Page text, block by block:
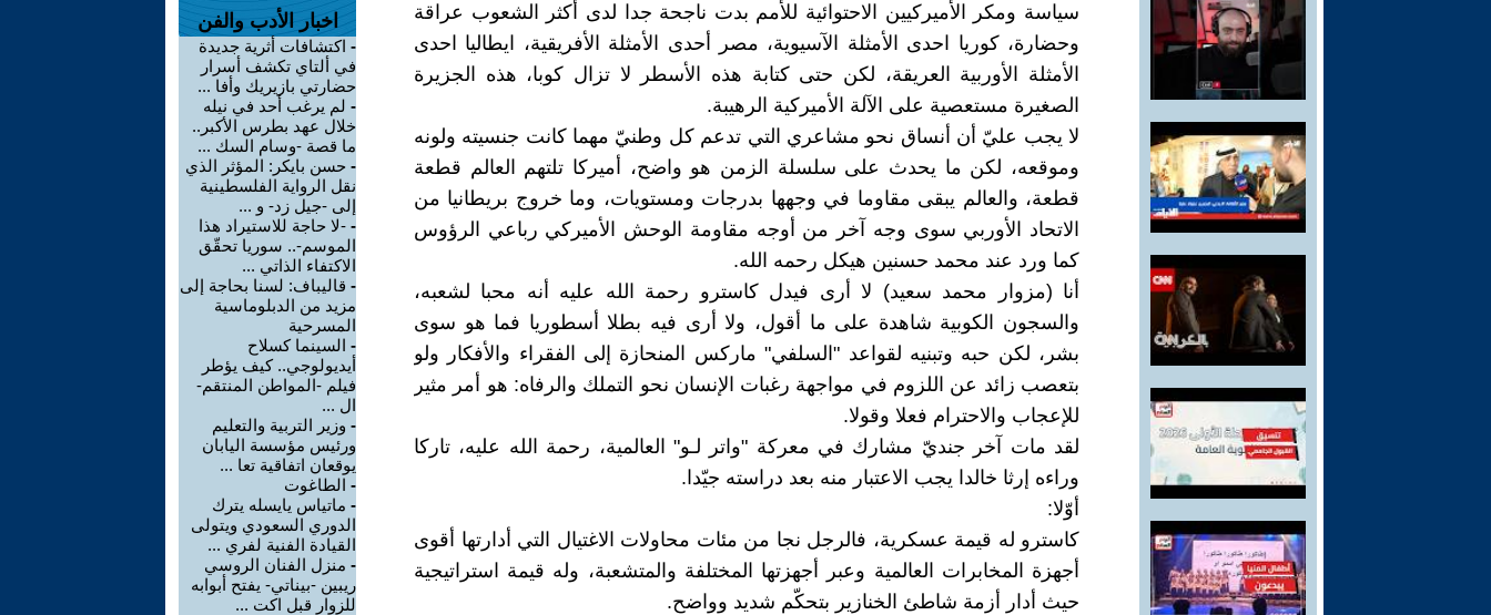
سياسة ومكر الأميركيين الاحتوائية للأمم بدت ناجحة جدا لدى أكثر الشعوب عراقة
وحضارة، كوريا احدى الأمثلة الآسيوية، مصر أحدى الأمثلة الأفريقية، ايطاليا احدى
الأمثلة الأوربية العريقة، لكن حتى كتابة هذه الأسطر لا تزال كوبا، هذه الجزيرة
الصغيرة مستعصية على الآلة الأميركية الرهيبة.
لا يجب عليّ أن أنساق نحو مشاعري التي تدعم كل وطنيّ مهما كانت جنسيته ولونه
وموقعه، لكن ما يحدث على سلسلة الزمن هو واضح، أميركا تلتهم العالم قطعة
قطعة، والعالم يبقى مقاوما في وجهها بدرجات ومستويات، وما خروج بريطانيا من
الاتحاد الأوربي سوى وجه آخر من أوجه مقاومة الوحش الأميركي رباعي الرؤوس
كما ورد عند محمد حسنين هيكل رحمه الله.
أنا (مزوار محمد سعيد) لا أرى فيدل كاسترو رحمة الله عليه أنه محبا لشعبه،
والسجون الكوبية شاهدة على ما أقول، ولا أرى فيه بطلا أسطوريا فما هو سوى
بشر، لكن حبه وتبنيه لقواعد "السلفي" ماركس المنحازة إلى الفقراء والأفكار ولو
بتعصب زائد عن اللزوم في مواجهة رغبات الإنسان نحو التملك والرفاه: هو أمر مثير
للإعجاب والاحترام فعلا وقولا.
لقد مات آخر جنديّ مشارك في معركة "واتر لـو" العالمية، رحمة الله عليه، تاركا
وراءه إرثا خالدا يجب الاعتبار منه بعد دراسته جيّدا.
أوّلا:
كاسترو له قيمة عسكرية، فالرجل نجا من مئات محاولات الاغتيال التي أدارتها أقوى
أجهزة المخابرات العالمية وعبر أجهزتها المختلفة والمتشعبة، وله قيمة استراتيجية
حيث أدار أزمة شاطئ الخنازير بتحكّم شديد وواضح.
اخبار الأدب والفن
- اكتشافات أثرية جديدة
في ألتاي تكشف أسرار
حضارتي بازيريك وأفا ...
- لم يرغب أحد في نيله
خلال عهد بطرس الأكبر..
ما قصة -وسام السك ...
- حسن بايكر: المؤثر الذي
نقل الرواية الفلسطينية
إلى -جيل زد- و ...
- -لا حاجة للاستيراد هذا
الموسم-.. سوريا تحقّق
الاكتفاء الذاتي ...
- قاليباف: لسنا بحاجة إلى
مزيد من الدبلوماسية
المسرحية
- السينما كسلاح
أيديولوجي.. كيف يؤطر
فيلم -المواطن المنتقم-
ال ...
- وزير التربية والتعليم
ورئيس مؤسسة اليابان
يوقعان اتفاقية تعا ...
- الطاغوت
- ماتياس يايسله يترك
الدوري السعودي ويتولى
القيادة الفنية لفري ...
- منزل الفنان الروسي
ريبين -بيناتي- يفتح أبوابه
للزوار قبل اكت ...